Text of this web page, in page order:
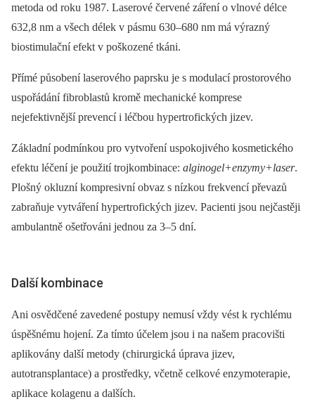
metoda od roku 1987. Laserové červené záření o vlnové délce
632,8 nm a všech délek v pásmu 630–680 nm má výrazný
biostimulační efekt v poškozené tkáni.
Přímé působení laserového paprsku je s modulací prostorového
uspořádání fibroblastů kromě mechanické komprese
nejefektivnější prevencí i léčbou hypertrofických jizev.
Základní podmínkou pro vytvoření uspokojivého kosmetického
efektu léčení je použití trojkombinace: alginogel+enzymy+laser.
Plošný okluzní kompresivní obvaz s nízkou frekvencí převazů
zabraňuje vytváření hypertrofických jizev. Pacienti jsou nejčastěji
ambulantně ošetřováni jednou za 3–5 dní.
Další kombinace
Ani osvědčené zavedené postupy nemusí vždy vést k rychlému
úspěšnému hojení. Za tímto účelem jsou i na našem pracovišti
aplikovány další metody (chirurgická úprava jizev,
autotransplantace) a prostředky, včetně celkové enzymoterapie,
aplikace kolagenu a dalších.